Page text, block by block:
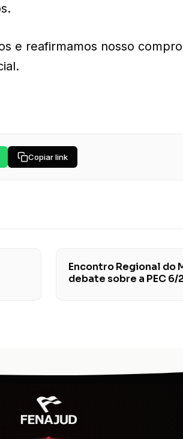
e reafirmamos nosso
Copiar link
Encontro Regional do
debate sobre a PEC 6/